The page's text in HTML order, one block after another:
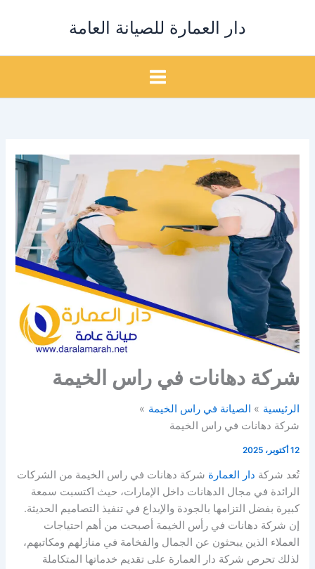
دار العمارة للصيانة العامة
شركة دهانات في راس الخيمة
الرئيسية
الصيانة في راس الخيمة
شركة دهانات في راس الخيمة
12 أكتوبر، 2025
تُعد شركة دار العمارة شركة دهانات في راس الخيمة من الشركات
الرائدة في مجال الدهانات داخل الإمارات، حيث اكتسبت سمعة
كبيرة بفضل التزامها بالجودة والإبداع في تنفيذ التصاميم الحديثة.
إن شركة دهانات في رأس الخيمة أصبحت من أهم احتياجات
العملاء الذين يبحثون عن الجمال والفخامة في منازلهم ومكاتبهم،
لذلك تحرص شركة دار العمارة على تقديم خدماتها المتكاملة